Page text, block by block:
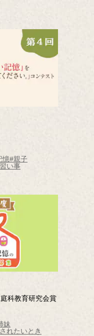
歳）
憶#親子
い事
科教育研究会賞
立円座小学校 4
妹
れたいとき